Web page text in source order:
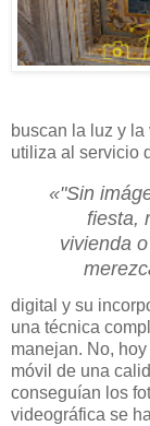
buscan la luz y
utiliza al servicio
«"Sin
fiesta,
vivienda
digital y su
una técnica
manejan. No,
móvil de una
conseguían los
videográfica se